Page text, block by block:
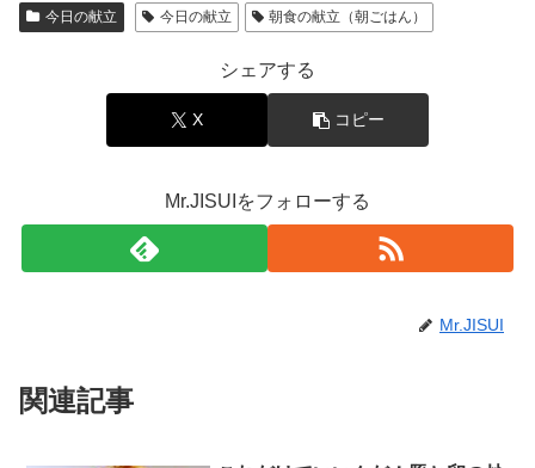
今日の献立 今日の献立 朝食の献立（朝ごはん）
シェアする
X コピー
Mr.JISUIをフォローする
Mr.JISUI
関連記事